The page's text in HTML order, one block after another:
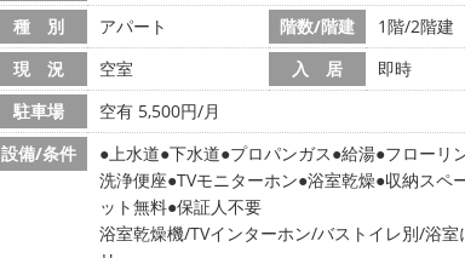
種 別
アパート 階数/階建 1階/2階建
現 況
空室 入 居 即時
駐車場
空有 5,500円/月
設備/条件
上水道 下水道 プロパンガス 給湯 フローリ
洗浄便座 TVモニターホン 浴室乾燥 収納スペ
ット無料 保証人不要
浴室乾燥機/TVインターホン/バストイレ別/浴